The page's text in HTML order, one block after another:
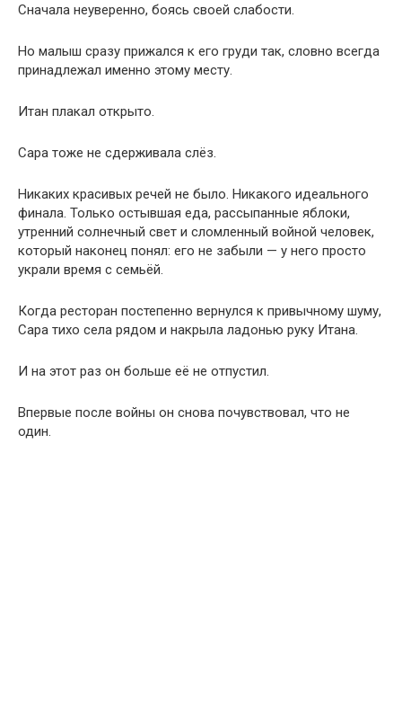
Сначала неуверенно, боясь своей слабости.
Но малыш сразу прижался к его груди так, словно всегда
принадлежал именно этому месту.
Итан плакал открыто.
Сара тоже не сдерживала слёз.
Никаких красивых речей не было. Никакого идеального
финала. Только остывшая еда, рассыпанные яблоки,
утренний солнечный свет и сломленный войной человек,
который наконец понял: его не забыли — у него просто
украли время с семьёй.
Когда ресторан постепенно вернулся к привычному шуму,
Сара тихо села рядом и накрыла ладонью руку Итана.
И на этот раз он больше её не отпустил.
Впервые после войны он снова почувствовал, что не
один.